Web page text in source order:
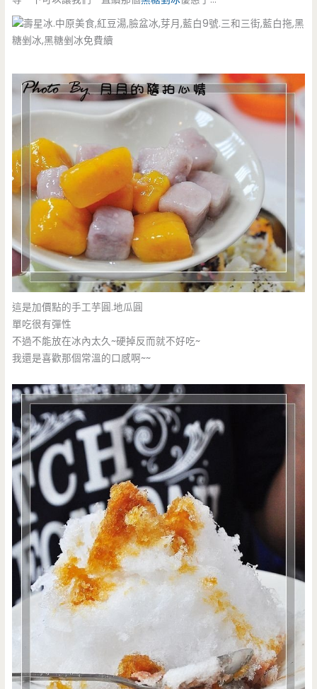
這是加價點的手工芋圓.地瓜圓
單吃很有彈性
不過不能放在冰內太久~硬掉反而就不好吃~
我還是喜歡那個常溫的口感啊~~